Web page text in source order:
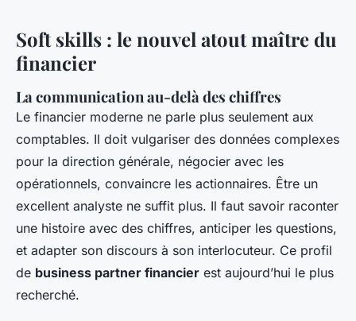
Soft skills : le nouvel atout maître du
financier
La communication au-delà des chiffres
Le financier moderne ne parle plus seulement aux
comptables. Il doit vulgariser des données complexes
pour la direction générale, négocier avec les
opérationnels, convaincre les actionnaires. Être un
excellent analyste ne suffit plus. Il faut savoir raconter
une histoire avec des chiffres, anticiper les questions,
et adapter son discours à son interlocuteur. Ce profil
de business partner financier est aujourd’hui le plus
recherché.